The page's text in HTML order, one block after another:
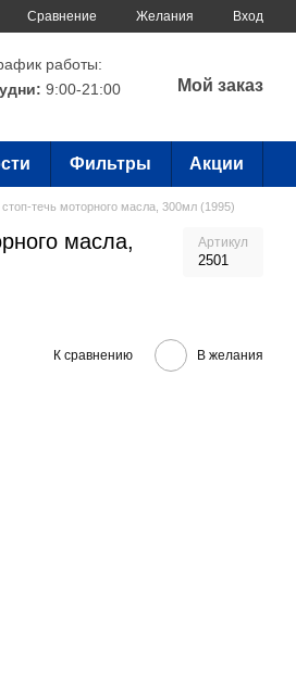
Сравнение Желания Вход
работы:
9:00-21:00 Мой заказ
Фильтры Акции
течь моторного масла, 300мл (1995)
масла,
Артикул
2501
К сравнению В желания